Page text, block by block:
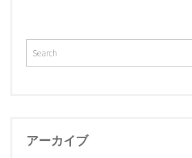
ー
シ
アーカイブ